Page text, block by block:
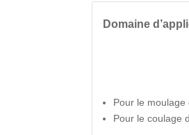
Domaine
Pour le
Pour le coulage